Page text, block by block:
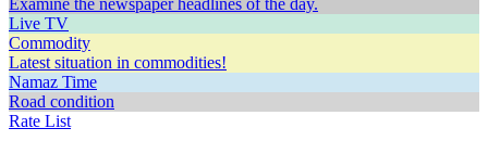
Examine the newspaper headlines of the day.
Live TV
Commodity
Latest situation in commodities!
Namaz Time
Road condition
Rate List